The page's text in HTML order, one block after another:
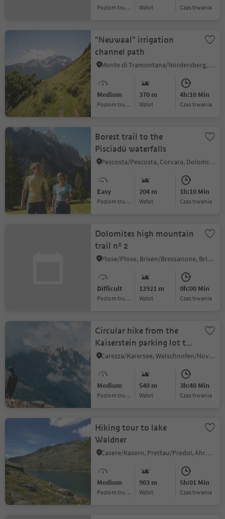
Poziom trudności Wzlot czas trwania
"Neuwaal" irrigation
channel path
Monte di Tramontana/Nördersberg, Schlanders/Silandro, Vinschgau/Val Venosta
Medium
Poziom trudności
370 m
Wzlot
4h:10 Min
czas trwania
Borest trail to the
Pisciadú waterfalls
Pescosta/Pescosta, Corvara, Dolomites Region Alta Badia
Easy
Poziom trudności
204 m
Wzlot
1h:10 Min
czas trwania
Dolomites high mountain
trail nº 2
Plose/Plose, Brixen/Bressanone, Brixen/Bressanone and environs
Difficult
Poziom trudności
12921 m
Wzlot
0h:00 Min
czas trwania
Circular hike from the
Kaiserstein parking lot to
the Christomannos
Carezza/Karersee, Welschnofen/Nova Levante, Dolomites Region Eggental
Medium
Poziom trudności
540 m
Wzlot
3h:40 Min
czas trwania
Hiking tour to lake
Waldner
Casere/Kasern, Prettau/Predoi, Ahrntal/Valle Aurina
Medium
Poziom trudności
903 m
Wzlot
5h:01 Min
czas trwania